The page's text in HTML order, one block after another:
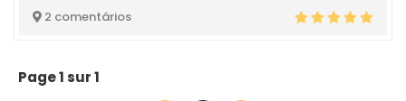
2 comentários
Page 1 sur 1